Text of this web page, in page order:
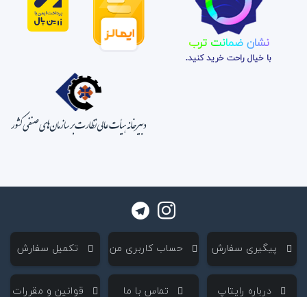
نشان ضمانت ترب
با خیال راحت خرید کنید.
‌ پیگیری سفارش ‌ حساب کاربری من ‌ تکمیل سفارش
‌ درباره رایتاپ ‌ تماس با ما ‌ قوانین و مقررات